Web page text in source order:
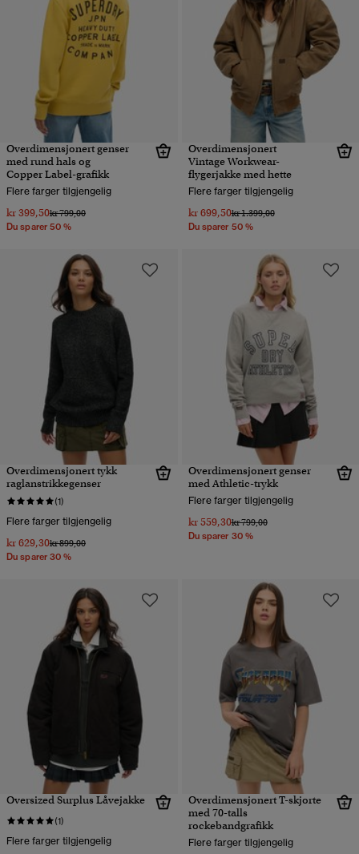
Overdimensjonert genser
med rund hals og
Copper Label-grafikk
Flere farger tilgjengelig
kr 399,50Pris nedsatt fra
kr 799,00til
Du sparer 50 %
Overdimensjonert
Vintage Workwear-
flygerjakke med hette
Flere farger tilgjengelig
kr 699,50Pris nedsatt fra
kr 1.399,00til
Du sparer 50 %
Overdimensjonert tykk
raglanstrikkegenser
(1)
Flere farger tilgjengelig
kr 629,30Pris nedsatt fra
kr 899,00til
Du sparer 30 %
Overdimensjonert genser
med Athletic-trykk
Flere farger tilgjengelig
kr 559,30Pris nedsatt fra
kr 799,00til
Du sparer 30 %
Oversized Surplus Låvejakke
(1)
Flere farger tilgjengelig
Overdimensjonert T-skjorte
med 70-talls
rockebandgrafikk
Flere farger tilgjengelig